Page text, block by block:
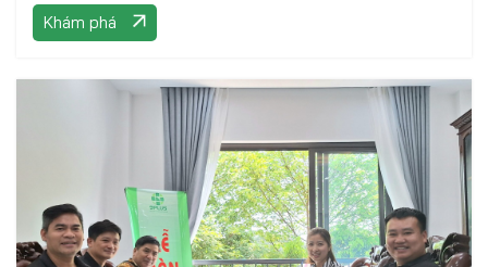
Khám phá